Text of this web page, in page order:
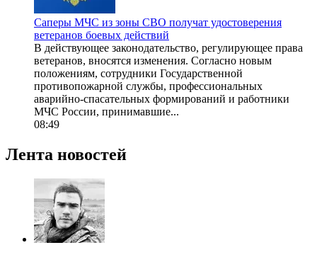
Саперы МЧС из зоны СВО получат удостоверения
ветеранов боевых действий
В действующее законодательство, регулирующее права
ветеранов, вносятся изменения. Согласно новым
положениям, сотрудники Государственной
противопожарной службы, профессиональных
аварийно-спасательных формирований и работники
МЧС России, принимавшие...
08:49
Лента новостей